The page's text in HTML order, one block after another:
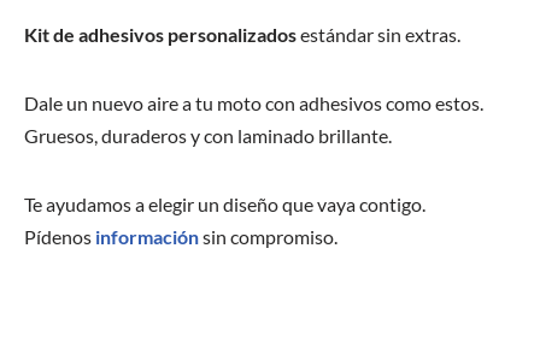
Kit de adhesivos personalizadosestándar sin extras.
Dale un nuevo aire a tu moto con adhesivos como estos.
Gruesos, duraderos y con laminado brillante.
Te ayudamos a elegir un diseño que vaya contigo.
Pídenos informaciónsin compromiso.